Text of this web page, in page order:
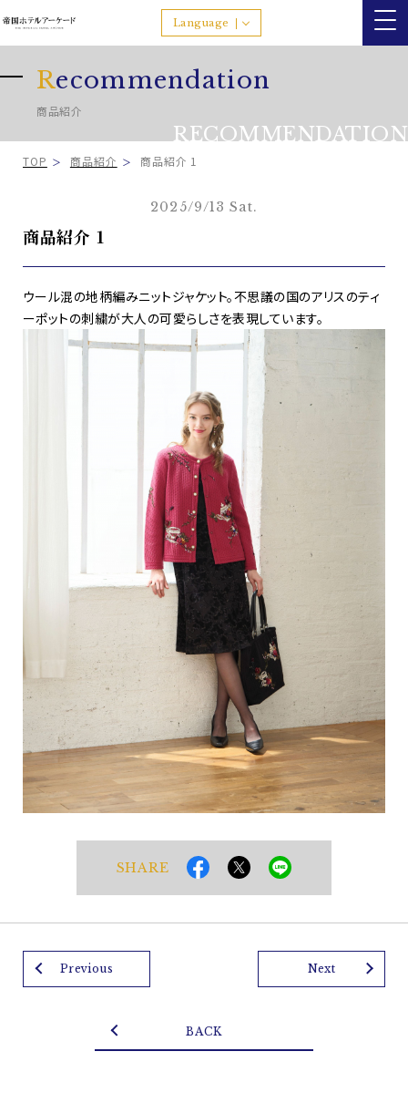
Language
Recommendation
商品紹介
RECOMMENDATION
TOP 商品紹介 商品紹介 1
2025/9/13 Sat.
商品紹介 1
ウール混の地柄編みニットジャケット。不思議の国のアリスのティ
ーポットの刺繍が大人の可愛らしさを表現しています。
SHARE
Previous Next
BACK